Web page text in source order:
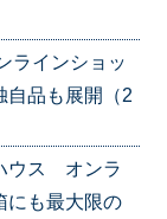
ラインショッ
品も展開（2
ウス オンラ
も最大限の